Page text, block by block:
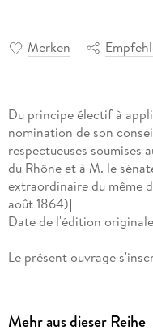
Merken
Du principe électif à
nomination de son
respectueuses soumises
du Rhône et à M. le
extraordinaire du même
août 1864)]
Date de l'édition
Le présent ouvrage
Mehr aus dieser Reihe